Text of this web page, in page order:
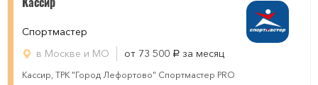
Спортмастер
в Москве и МО
от 73 500 руб. за месяц
Кассир, ТРК "Город Лефортово" Спортмастер PRO